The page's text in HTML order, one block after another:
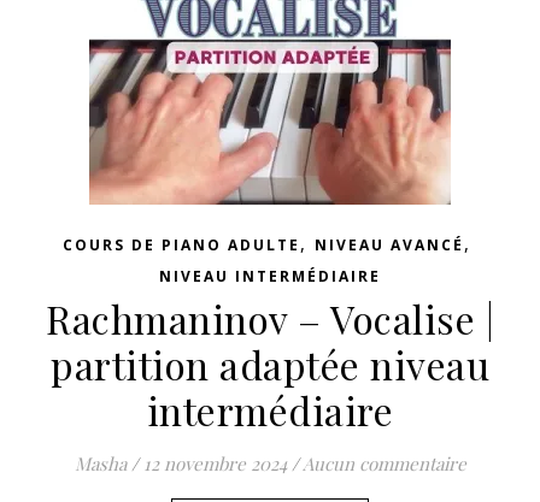
COURS DE PIANO ADULTE , NIVEAU AVANCÉ ,
NIVEAU INTERMÉDIAIRE
Rachmaninov – Vocalise |
partition adaptée niveau
intermédiaire
Masha / 12 novembre 2024 /Aucun commentaire